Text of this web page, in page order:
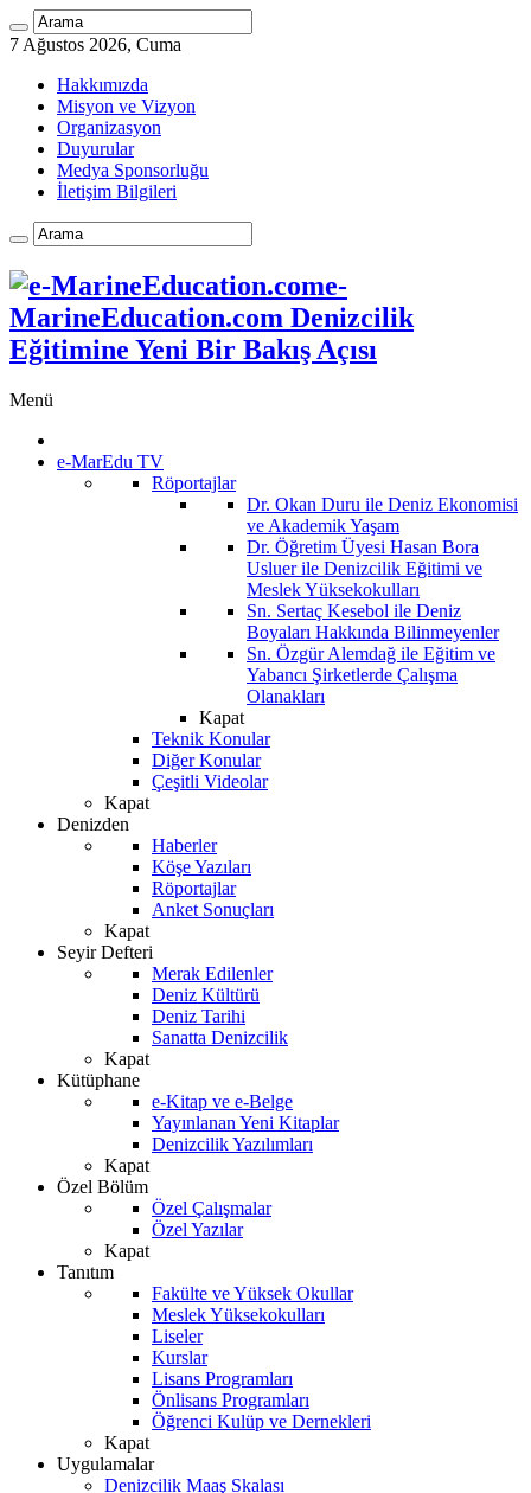
7 Ağustos 2026, Cuma
Hakkımızda
Misyon ve Vizyon
Organizasyon
Duyurular
Medya Sponsorluğu
İletişim Bilgileri
e-
MarineEducation.com Denizcilik
Eğitimine Yeni Bir Bakış Açısı
Menü
e-MarEdu TV
Röportajlar
Dr. Okan Duru ile Deniz Ekonomisi
ve Akademik Yaşam
Dr. Öğretim Üyesi Hasan Bora
Usluer ile Denizcilik Eğitimi ve
Meslek Yüksekokulları
Sn. Sertaç Kesebol ile Deniz
Boyaları Hakkında Bilinmeyenler
Sn. Özgür Alemdağ ile Eğitim ve
Yabancı Şirketlerde Çalışma
Olanakları
Kapat
Teknik Konular
Diğer Konular
Çeşitli Videolar
Kapat
Denizden
Haberler
Köşe Yazıları
Röportajlar
Anket Sonuçları
Kapat
Seyir Defteri
Merak Edilenler
Deniz Kültürü
Deniz Tarihi
Sanatta Denizcilik
Kapat
Kütüphane
e-Kitap ve e-Belge
Yayınlanan Yeni Kitaplar
Denizcilik Yazılımları
Kapat
Özel Bölüm
Özel Çalışmalar
Özel Yazılar
Kapat
Tanıtım
Fakülte ve Yüksek Okullar
Meslek Yüksekokulları
Liseler
Kurslar
Lisans Programları
Önlisans Programları
Öğrenci Kulüp ve Dernekleri
Kapat
Uygulamalar
Denizcilik Maaş Skalası